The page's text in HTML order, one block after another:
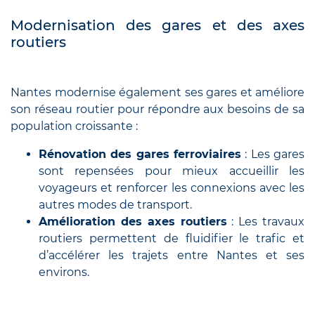
Modernisation des gares et des axes
routiers
Nantes modernise également ses gares et améliore
son réseau routier pour répondre aux besoins de sa
population croissante :
Rénovation des gares ferroviaires : Les gares
sont repensées pour mieux accueillir les
voyageurs et renforcer les connexions avec les
autres modes de transport.
Amélioration des axes routiers : Les travaux
routiers permettent de fluidifier le trafic et
d’accélérer les trajets entre Nantes et ses
environs.